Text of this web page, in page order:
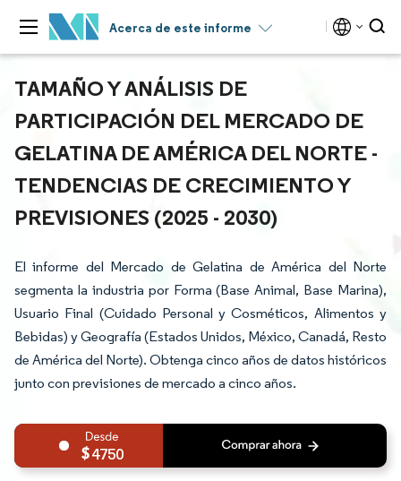
Acerca de este informe
TAMAÑO Y ANÁLISIS DE
PARTICIPACIÓN DEL MERCADO DE
GELATINA DE AMÉRICA DEL NORTE -
TENDENCIAS DE CRECIMIENTO Y
PREVISIONES (2025 - 2030)
El informe del Mercado de Gelatina de América del Norte
segmenta la industria por Forma (Base Animal, Base Marina),
Usuario Final (Cuidado Personal y Cosméticos, Alimentos y
Bebidas) y Geografía (Estados Unidos, México, Canadá, Resto
de América del Norte). Obtenga cinco años de datos históricos
junto con previsiones de mercado a cinco años.
4750